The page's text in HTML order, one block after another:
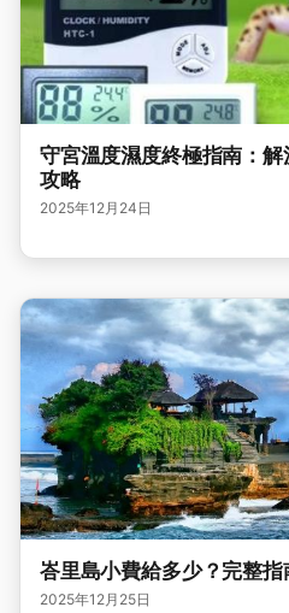
守宮溫度濕度終極指南：
攻略
2025年12月24日
峇里島小費給多少？完整
2025年12月25日